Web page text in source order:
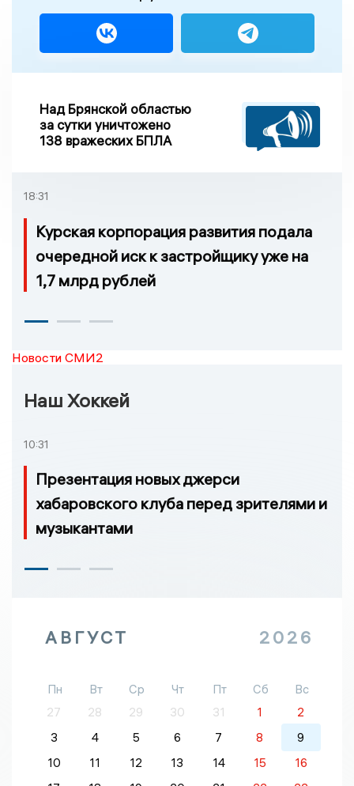
Над Брянской областью
за сутки уничтожено
138 вражеских БПЛА
18:31
Курская корпорация развития подала
очередной иск к застройщику уже на
1,7 млрд рублей
Новости СМИ2
Наш Хоккей
10:31
Презентация новых джерси
хабаровского клуба перед зрителями и
музыкантами
АВГУСТ 2026
Пн Вт Ср Чт Пт Сб
Вс
27
28 29 30 31 1
2
3
4 5 6 7 8
9
10
11 12 13 14 15
16